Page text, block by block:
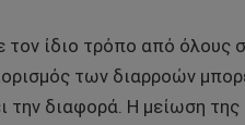
τον ίδιο τρόπο από όλους
των διαρροών
την διαφορά. Η μείωση